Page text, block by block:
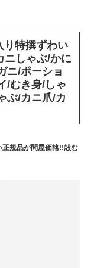
り特撰ずわい
ニしゃぶ/かに
ニ/ポーショ
/むき身/しゃ
ぶ/カニ爪/カ
規品が問屋価格!!殻む